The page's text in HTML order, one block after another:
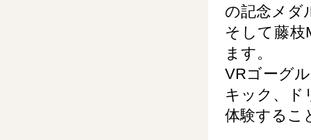
の記念メダ
そして藤
ます。
VRゴーグ
キック、ド
体験するこ